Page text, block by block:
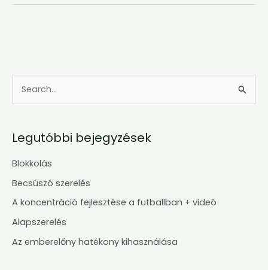
r
c
h
:
Legutóbbi bejegyzések
Blokkolás
Becsúszó szerelés
A koncentráció fejlesztése a futballban + videó
Alapszerelés
Az emberelőny hatékony kihasználása